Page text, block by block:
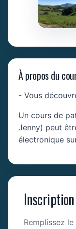
À propos du
- Vous
Un cours de
Jenny) peut
électronique
Inscription
Remplissez